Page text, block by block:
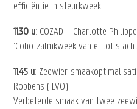
efficiëntie in steurkweek.
11.30 u: COZAD – Charlotte
‘Coho-zalmkweek van ei tot
11.45 u: Zeewier,
Robbens (ILVO)
Verbeterde smaak van twee